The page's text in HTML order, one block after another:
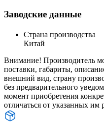
Заводские данные
Страна производства
Китай
Внимание! Производитель
поставки, габариты,
внешний вид, страну
без предварительного
момент приобретения
отличаться от указанных им